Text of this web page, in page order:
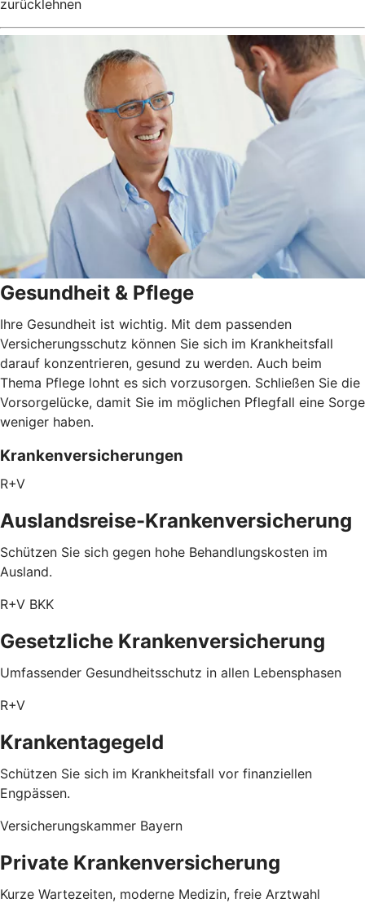
zurücklehnen
Gesundheit & Pflege
Ihre Gesundheit ist wichtig. Mit dem passenden
Versicherungsschutz können Sie sich im Krankheitsfall
darauf konzentrieren, gesund zu werden. Auch beim
Thema Pflege lohnt es sich vorzusorgen. Schließen Sie die
Vorsorgelücke, damit Sie im möglichen Pflegfall eine Sorge
weniger haben.
Krankenversicherungen
R+V
Auslandsreise-Krankenversicherung
Schützen Sie sich gegen hohe Behandlungskosten im
Ausland.
R+V BKK
Gesetzliche Krankenversicherung
Umfassender Gesundheitsschutz in allen Lebensphasen
R+V
Krankentagegeld
Schützen Sie sich im Krankheitsfall vor finanziellen
Engpässen.
Versicherungskammer Bayern
Private Krankenversicherung
Kurze Wartezeiten, moderne Medizin, freie Arztwahl